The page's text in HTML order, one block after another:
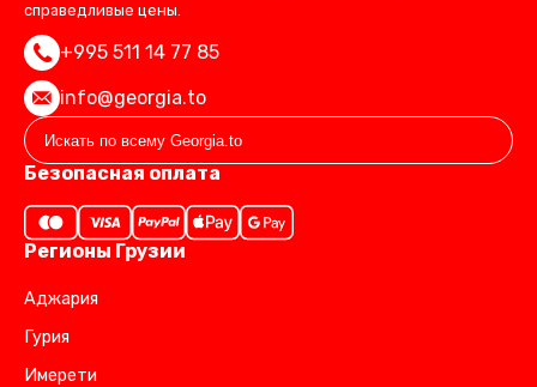
справедливые цены.
+995 511 14 77 85
info@georgia.to
Безопасная оплата
Регионы Грузии
Аджария
Гурия
Имерети